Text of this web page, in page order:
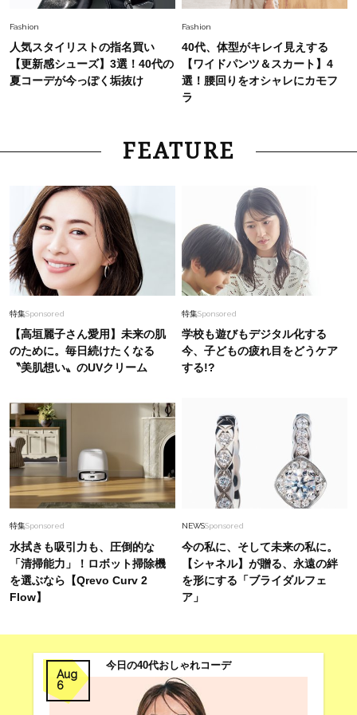
Fashion
人気スタイリストの指名買い
【更新感シューズ】3選！40代の
夏コーデが今っぽく垢抜け
Fashion
40代、体型がキレイ見えする
【ワイドパンツ＆スカート】4
選！腰回りをオシャレにカモフ
ラ
FEATURE
特集Sponsored
【高垣麗子さん愛用】未来の肌
のために。毎日続けたくなる
〝美肌想い〟のUVクリーム
特集Sponsored
学校も遊びもデジタル化する
今、子どもの疲れ目をどうケア
する!?
特集Sponsored
水拭きも吸引力も、圧倒的な
「清掃能力」！ロボット掃除機
を選ぶなら【Qrevo Curv 2
Flow】
NEWSSponsored
今の私に、そして未来の私に。
【シャネル】が贈る、永遠の絆
を形にする「ブライダルフェ
ア」
Aug
6
今日の40代おしゃれコーデ